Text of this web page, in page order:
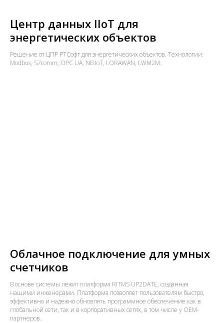
Центр данных IIoT для
энергетических объектов
Решение от ЦПР РТСофт для энергетических объектов. Технологии:
Modbus, S7comm, OPC UA, NB IoT, LORAWAN, LWM2M.
Облачное подключение для умных
счетчиков
В основе системы лежит платформа RITMS UP2DATE, созданная
нашими инженерами. Платформа позволяет пользователям быстро,
эффективно и надежно обновлять программное обеспечение как в
глобальной сети, так и в корпоративных сетях, в том числе у OEM-
партнеров.